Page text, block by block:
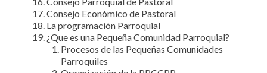
Consejo Económico de Pastoral
La programación Parroquial
¿Que es una Pequeña Comunidad Parroquial?
Procesos de las Pequeñas Comunidades
Parroquiles